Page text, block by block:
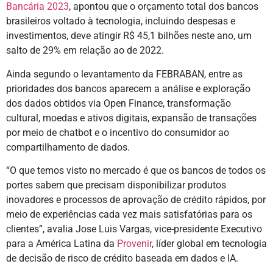
Bancária 2023, apontou que o orçamento total dos bancos
brasileiros voltado à tecnologia, incluindo despesas e
investimentos, deve atingir R$ 45,1 bilhões neste ano, um
salto de 29% em relação ao de 2022.
Ainda segundo o levantamento da FEBRABAN, entre as
prioridades dos bancos aparecem a análise e exploração
dos dados obtidos via Open Finance, transformação
cultural, moedas e ativos digitais, expansão de transações
por meio de chatbot e o incentivo do consumidor ao
compartilhamento de dados.
“O que temos visto no mercado é que os bancos de todos os
portes sabem que precisam disponibilizar produtos
inovadores e processos de aprovação de crédito rápidos, por
meio de experiências cada vez mais satisfatórias para os
clientes”, avalia Jose Luis Vargas, vice-presidente Executivo
para a América Latina da Provenir, líder global em tecnologia
de decisão de risco de crédito baseada em dados e IA.